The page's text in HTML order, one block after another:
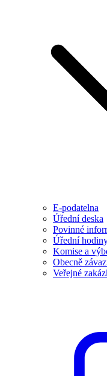
E-podatelna
Úřední deska
Povinné
Úřední
Komise a
Obecně
Veřejné